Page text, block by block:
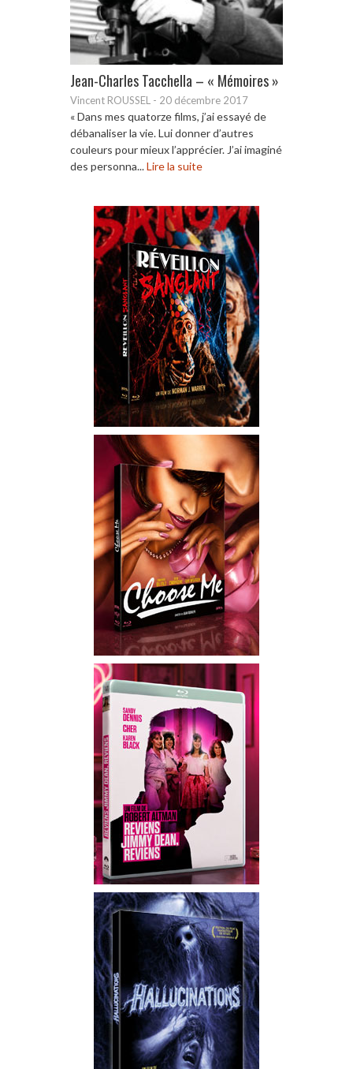
Jean-Charles Tacchella – « Mémoires »
Vincent ROUSSEL - 20 décembre 2017
« Dans mes quatorze films, j’ai essayé de
débanaliser la vie. Lui donner d’autres
couleurs pour mieux l’apprécier. J’ai imaginé
des personna...Lire la suite